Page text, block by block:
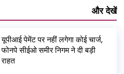
और देखें
यूपीआई पेमेंट पर नहीं लगेगा कोई चार्ज,
फोनपे सीईओ समीर निगम ने दी बड़ी
राहत